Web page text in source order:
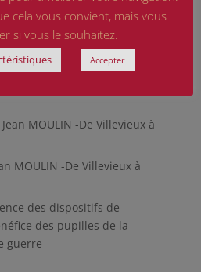
Poème du Général de Gaulle
Jean MOULIN -De Villevieux à
MOULIN -De Villevieux à
des dispositifs de
des pupilles de la
guerre
cela vous convient, mais vous
si vous le souhaitez.
Accepter